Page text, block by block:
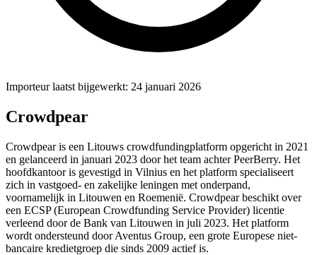
Importeur laatst bijgewerkt: 24 januari 2026
Crowdpear
Crowdpear is een Litouws crowdfundingplatform opgericht in 2021
en gelanceerd in januari 2023 door het team achter PeerBerry. Het
hoofdkantoor is gevestigd in Vilnius en het platform specialiseert
zich in vastgoed- en zakelijke leningen met onderpand,
voornamelijk in Litouwen en Roemenië. Crowdpear beschikt over
een ECSP (European Crowdfunding Service Provider) licentie
verleend door de Bank van Litouwen in juli 2023. Het platform
wordt ondersteund door Aventus Group, een grote Europese niet-
bancaire kredietgroep die sinds 2009 actief is.